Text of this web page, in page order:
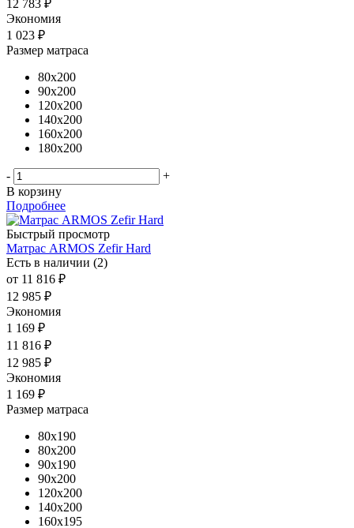
12 783 ₽
Экономия
1 023 ₽
Размер матраса
80x200
90x200
120x200
140x200
160x200
180x200
-
+
В корзину
Подробнее
Быстрый просмотр
Матрас ARMOS Zefir Hard
Есть в наличии (2)
от 11 816 ₽
12 985 ₽
Экономия
1 169 ₽
11 816 ₽
12 985 ₽
Экономия
1 169 ₽
Размер матраса
80x190
80x200
90x190
90x200
120x200
140x200
160x195